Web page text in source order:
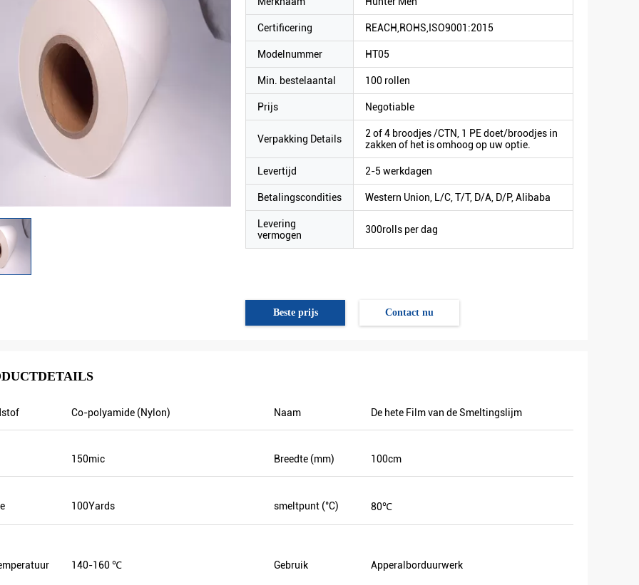
goederen, is het zeer
Certificering REACH,ROHS,ISO9001:2015
Modelnummer HT05
Min. bestelaantal 100 rollen
Prijs Negotiable
Verpakking Details
2 of 4 broodjes /CTN, 1 PE doet/broodjes in
zakken of het is omhoog op uw optie.
Levertijd 2-5 werkdagen
Betalingscondities Western Union, L/C, T/T, D/A, D/P, Alibaba
Levering
vermogen
300rolls per dag
Beste prijs Contact nu
Co-polyamide (Nylon) Naam De hete Film van de Smeltingslijm
150mic Breedte (mm) 100cm
100Yards smeltpunt (°C) 80℃
140-160 ℃ Gebruik Apperalborduurwerk